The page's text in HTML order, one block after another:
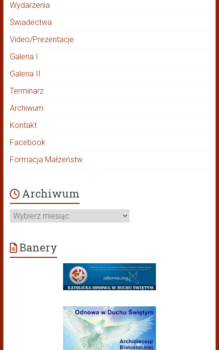
Wydarzenia
Świadectwa
Video/Prezentacje
Galeria I
Galeria II
Terminarz
Archiwum
Kontakt
Facebook
Formacja Małżeństw
Archiwum
Archiwum
Banery